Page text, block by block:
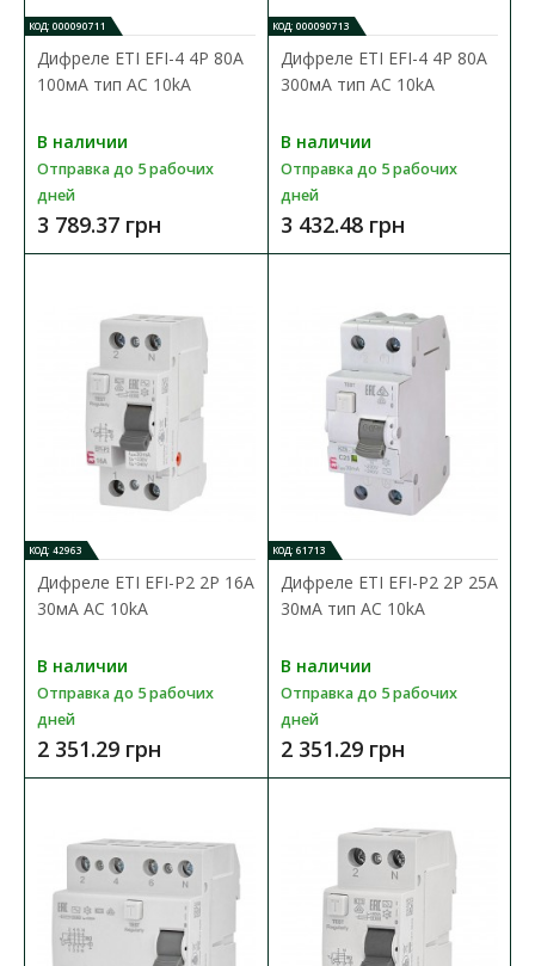
Доступность:
Отправка до 5 рабочих дней
Дифференцированные реле УЗО (УЗО) ETI серии EFI
применяются в целях защиты от поражения электрически..
В КОРЗИНУ
В сравнения
В закладки
КОД: 000090711
Дифреле ЕТІ EFI-4 4P 80А
100мА тип AC 10kA
В наличии
Отправка до 5 рабочих
дней
3 789.37 грн
КОД: 000090713
Дифреле ЕТІ EFI-4 4P 80А
300мА тип AC 10kA
В наличии
Отправка до 5 рабочих
дней
3 432.48 грн
КОД: 42963
Дифреле ЕТІ EFI-P2 2P 16А
30мА AC 10kA
В наличии
Отправка до 5 рабочих
дней
2 351.29 грн
КОД: 61713
Дифреле ЕТІ EFI-P2 2P 25А
30мА тип AC 10kA
В наличии
Отправка до 5 рабочих
дней
2 351.29 грн